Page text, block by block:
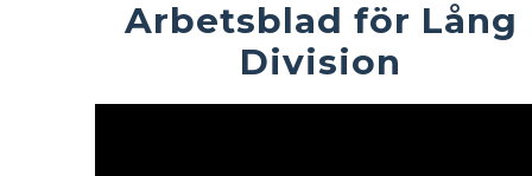
Arbetsblad för Lång
Division